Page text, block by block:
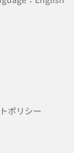
ポリシー